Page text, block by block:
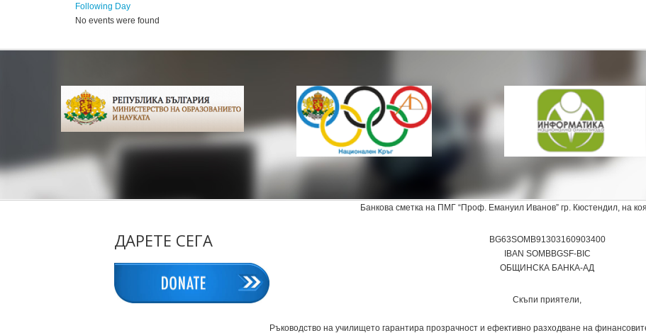
Following Day
No events were found
ДАРЕТЕ СЕГА
Банкова сметка на ПМГ “Проф. Емануил Иванов” гр. Кюстендил, на
BG63SOMB91303160903400
IВAN SOMBBGSF-BIC
ОБЩИНСКА БАНКА-АД
Скъпи приятели,
Ръководство на училището гарантира прозрачност и ефективно разходване на